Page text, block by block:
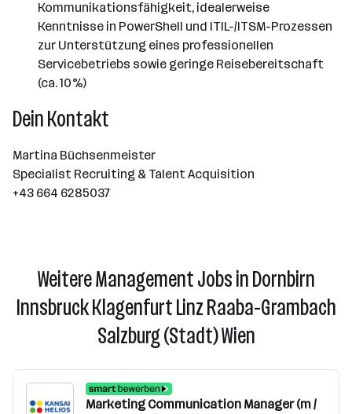
Kommunikationsfähigkeit, idealerweise
Kenntnisse in PowerShell und ITIL-/ITSM-Prozessen
zur Unterstützung eines professionellen
Servicebetriebs sowie geringe Reisebereitschaft
(ca. 10%)
Dein Kontakt
Martina Büchsenmeister
Specialist Recruiting & Talent Acquisition
+43 664 6285037
Weitere Management Jobs in Dornbirn
Innsbruck Klagenfurt Linz Raaba-Grambach
Salzburg (Stadt) Wien
Marketing Communication Manager (m /